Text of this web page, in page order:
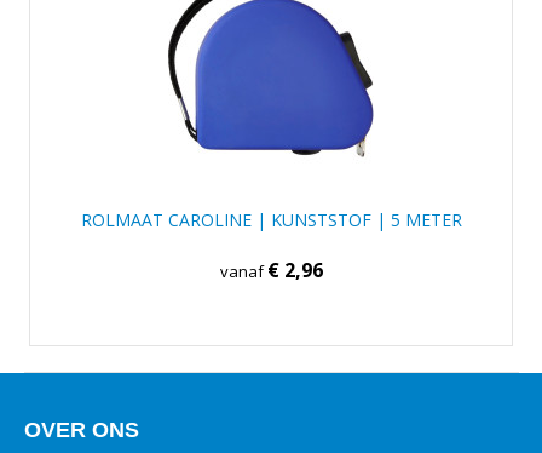
ROLMAAT CAROLINE | KUNSTSTOF | 5 METER
vanaf€ 2,96
OVER ONS